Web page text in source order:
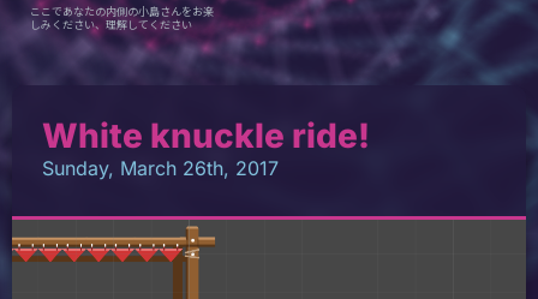
ここであなたの内側の小島さんをお楽
しみください、理解してください
White knuckle ride!
Sunday, March 26th, 2017